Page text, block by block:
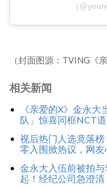
（
（封面图源：TVING《
相关新闻
《亲爱的X》金永
队」惊喜同框NCT道
视后热门人选竟落
零入围掀热议，网
金永大入伍前被拍
起！经纪公司急澄